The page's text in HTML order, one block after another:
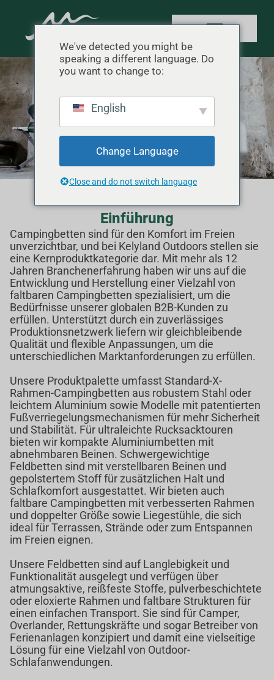
Camping-Bettchen
Produkt Camping-Bettchen
Einführung
Campingbetten sind für den Komfort im Freien
unverzichtbar, und bei Kelyland Outdoors stellen sie
eine Kernproduktkategorie dar. Mit mehr als 12
Jahren Branchenerfahrung haben wir uns auf die
Entwicklung und Herstellung einer Vielzahl von
faltbaren Campingbetten spezialisiert, um die
Bedürfnisse unserer globalen B2B-Kunden zu
erfüllen. Unterstützt durch ein zuverlässiges
Produktionsnetzwerk liefern wir gleichbleibende
Qualität und flexible Anpassungen, um die
unterschiedlichen Marktanforderungen zu erfüllen.
Unsere Produktpalette umfasst Standard-X-
Rahmen-Campingbetten aus robustem Stahl oder
leichtem Aluminium sowie Modelle mit patentierten
Fußverriegelungsmechanismen für mehr Sicherheit
und Stabilität. Für ultraleichte Rucksacktouren
bieten wir kompakte Aluminiumbetten mit
abnehmbaren Beinen. Schwergewichtige
Feldbetten sind mit verstellbaren Beinen und
gepolstertem Stoff für zusätzlichen Halt und
Schlafkomfort ausgestattet. Wir bieten auch
faltbare Campingbetten mit verbesserten Rahmen
und doppelter Größe sowie Liegestühle, die sich
ideal für Terrassen, Strände oder zum Entspannen
im Freien eignen.
Unsere Feldbetten sind auf Langlebigkeit und
Funktionalität ausgelegt und verfügen über
atmungsaktive, reißfeste Stoffe, pulverbeschichtete
oder eloxierte Rahmen und faltbare Strukturen für
einen einfachen Transport. Sie sind für Camper,
Overlander, Rettungskräfte und sogar Betreiber von
Ferienanlagen konzipiert und damit eine vielseitige
Lösung für eine Vielzahl von Outdoor-
Schlafanwendungen.
We've detected you might be
speaking a different language. Do
you want to change to:
English
Change Language
Close and do not switch language